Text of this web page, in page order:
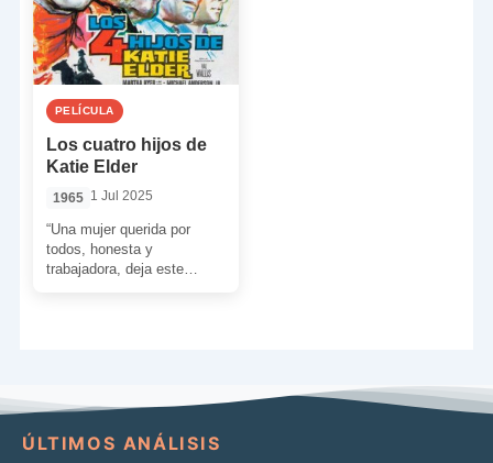
PELÍCULA
Los cuatro hijos de
Katie Elder
1965 1 Jul 2025
“Una mujer querida por
todos, honesta y
trabajadora, deja este
ÚLTIMOS ANÁLISIS